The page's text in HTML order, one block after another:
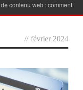
web : comment choisir le
// février 2024